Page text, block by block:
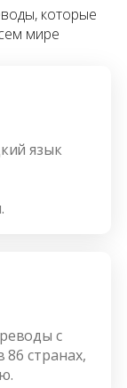
которые
мире
язык
с
странах,